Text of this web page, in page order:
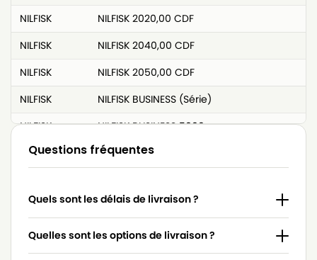
NILFISK
NILFISK 2020,00 CDF
NILFISK
NILFISK 2040,00 CDF
NILFISK
NILFISK 2050,00 CDF
NILFISK
NILFISK BUSINESS (Série)
NILFISK
NILFISK BUSINESS 5000
NILFISK
NILFISK BUSINESS BASIC
NILFISK
NILFISK BUSINESS DE LUXE
NILFISK
NILFISK CDB 3000
Questions fréquentes
Quels sont les délais de livraison ?
Quelles sont les options de livraison ?